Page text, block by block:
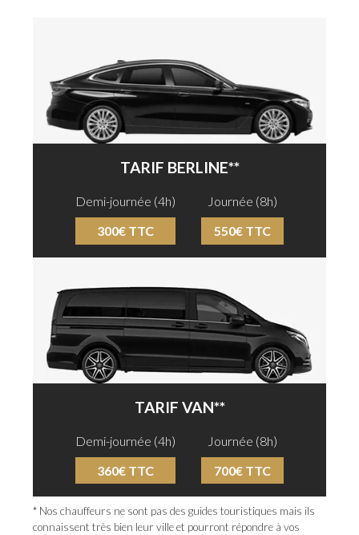
TARIF BERLINE**
Demi-journée (4h)
300€ TTC
Journée (8h)
550€ TTC
TARIF VAN**
Demi-journée (4h)
360€ TTC
Journée (8h)
700€ TTC
* Nos chauffeurs ne sont pas des guides touristiques mais ils
connaissent très bien leur ville et pourront répondre à vos